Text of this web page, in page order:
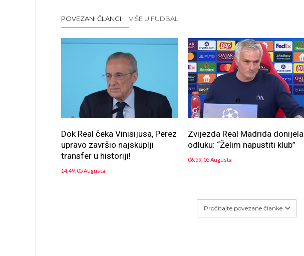
POVEZANI ČLANCI VIŠE U FUDBAL
Dok Real čeka Vinisijusa, Perez
upravo završio najskuplji
transfer u historiji!
14:49, 05 Augusta
Zvijezda Real Madrida donijela
odluku: “Želim napustiti klub”
06:59, 05 Augusta
Pročitajte povezane članke